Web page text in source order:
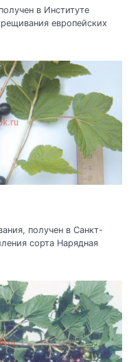
в Институте
европейских
получен в Санкт-
сорта Нарядная